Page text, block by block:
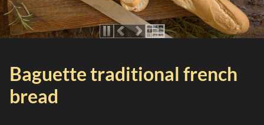
Baguette traditional french
bread